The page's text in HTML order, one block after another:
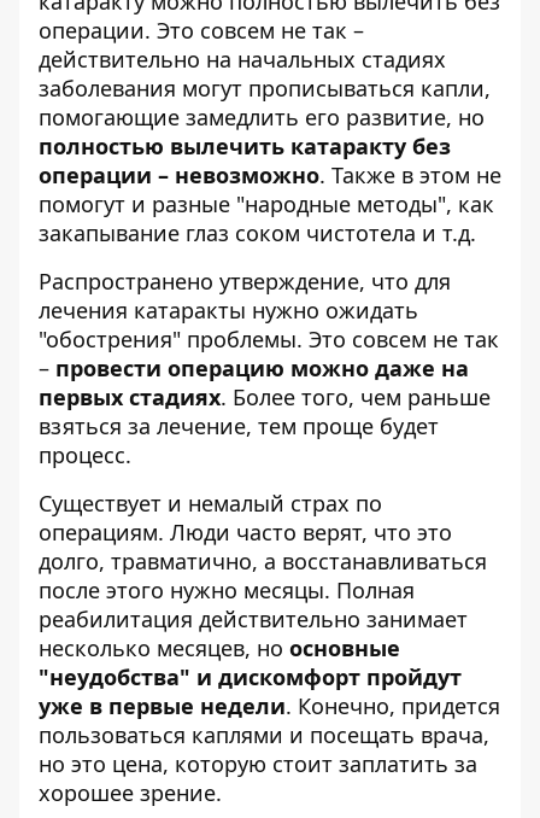
операции. Это совсем не так –
действительно на начальных стадиях
заболевания могут прописываться капли,
помогающие замедлить его развитие, но
полностью вылечить катаракту без
операции – невозможно. Также в этом не
помогут и разные "народные методы", как
закапывание глаз соком чистотела и т.д.
Распространено утверждение, что для
лечения катаракты нужно ожидать
"обострения" проблемы. Это совсем не так
– провести операцию можно даже на
первых стадиях. Более того, чем раньше
взяться за лечение, тем проще будет
процесс.
Существует и немалый страх по
операциям. Люди часто верят, что это
долго, травматично, а восстанавливаться
после этого нужно месяцы. Полная
реабилитация действительно занимает
несколько месяцев, но основные
"неудобства" и дискомфорт пройдут
уже в первые недели. Конечно, придется
пользоваться каплями и посещать врача,
но это цена, которую стоит заплатить за
хорошее зрение.